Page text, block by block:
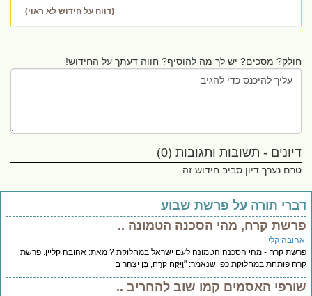
(דווח על חידוש לא ראוי)
חולק? מסכים? יש לך מה להוסיף? חווה דעתך על החידוש!
דיונים - תשובות ותגובות (0)
טרם נערך דיון סביב חידוש זה
תורה על פרשת שבוע
קרח, מהי הסכנה הטמונה ..
קליין
קרח - מהי הסכנה הטמונה לעם ישראל במחלוקת ? מאת: אהובה קליין. פרשת
פותחת במחלוקת כפי שנאמר: "וַיִּקַּח קֹרַח, בֶּן יִצְהָר ב
האסמים קמו שוב להחריב ..